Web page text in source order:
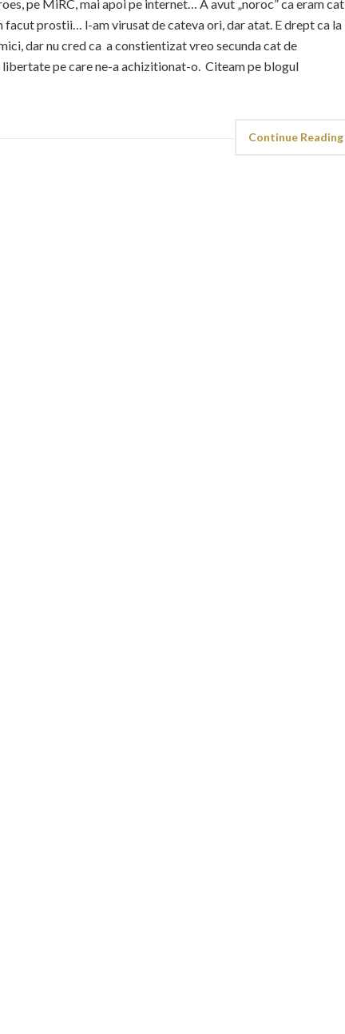
pe MiRC, mai apoi pe internet… A avut „noroc” ca eram cat
facut prostii… l-am virusat de cateva ori, dar atat. E drept ca la
dar nu cred ca a constientizat vreo secunda cat de
pe care ne-a achizitionat-o. Citeam pe blogul
Continue Reading